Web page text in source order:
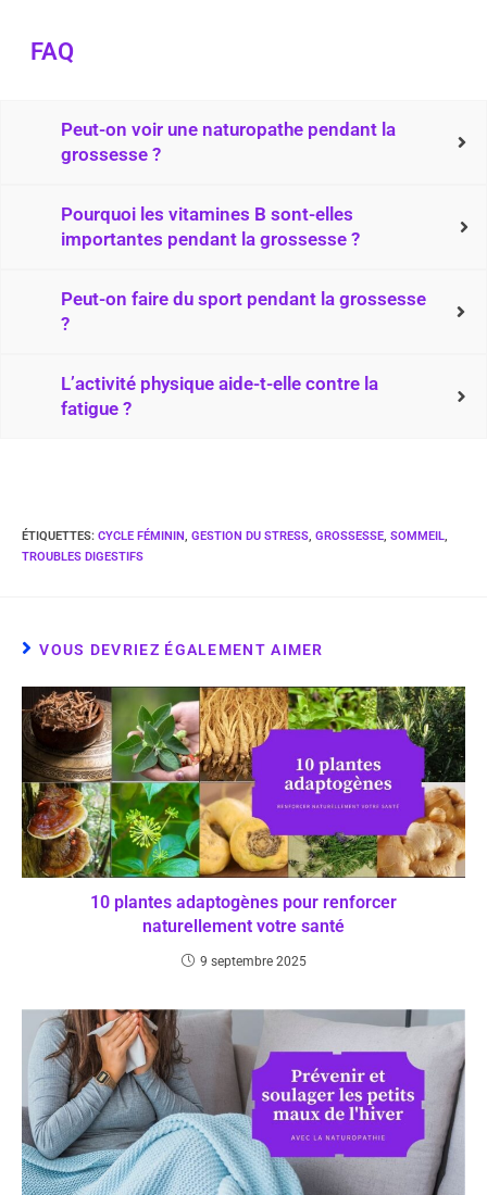
FAQ
Peut-on voir une naturopathe pendant la
grossesse ?
Pourquoi les vitamines B sont-elles
importantes pendant la grossesse ?
Peut-on faire du sport pendant la grossesse
?
L’activité physique aide-t-elle contre la
fatigue ?
ÉTIQUETTES: CYCLE FÉMININ, GESTION DU STRESS, GROSSESSE, SOMMEIL,
TROUBLES DIGESTIFS
VOUS DEVRIEZ ÉGALEMENT AIMER
10 plantes adaptogènes pour renforcer
naturellement votre santé
9 septembre 2025